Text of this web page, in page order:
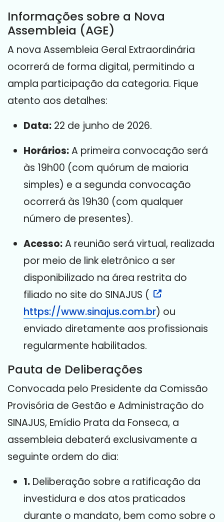
Informações sobre a Nova
Assembleia (AGE)
A nova Assembleia Geral Extraordinária
ocorrerá de forma digital, permitindo a
ampla participação da categoria. Fique
atento aos detalhes:
Data: 22 de junho de 2026.
Horários:A primeira convocação será
às 19h00 (com quórum de maioria
simples) e a segunda convocação
ocorrerá às 19h30 (com qualquer
número de presentes).
Acesso:A reunião será virtual, realizada
por meio de link eletrônico a ser
disponibilizado na área restrita do
filiado no site do SINAJUS (
https://www.sinajus.com.br) ou
enviado diretamente aos profissionais
regularmente habilitados.
Pauta de Deliberações
Convocada pelo Presidente da Comissão
Provisória de Gestão e Administração do
SINAJUS, Emídio Prata da Fonseca, a
assembleia debaterá exclusivamente a
seguinte ordem do dia:
1. Deliberação sobre a ratificação da
investidura e dos atos praticados
durante o mandato, bem como sobre o